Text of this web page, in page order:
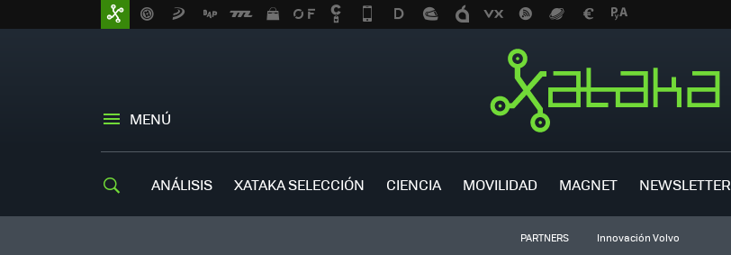
MENÚ
ANÁLISIS XATAKA SELECCIÓN CIENCIA MOVILIDAD MAGNET NEWSLETTER
PARTNERS Innovación Volvo